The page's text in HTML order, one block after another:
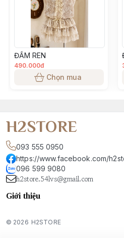
• Tất cả các sản phẩm đăng bán
Team sản xuất, màu sắc sản
với thực tế. Tuy nhiên, có thể
vào ánh sáng, góc chụp, độ
hàng sử dụng
ĐẦM REN
490.000đ
Chọn mua
H2STORE
093 555 0950
https://www.facebook.com/
096 599 9080
h2store.54lvs@gmail.com
Giới thiệu
© 2026 H2STORE